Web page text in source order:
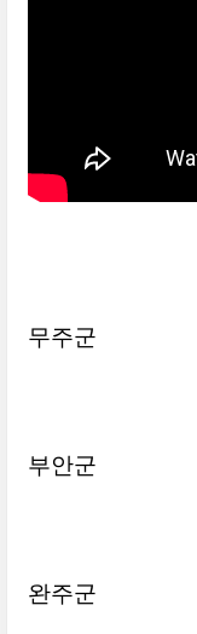
무주군
부안군
완주군